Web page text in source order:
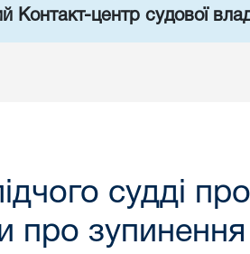
Контакт-центр судової
судді
про